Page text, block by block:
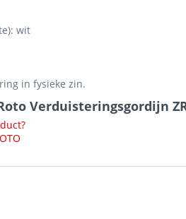
wit
in fysieke zin.
Verduisteringsgordijn